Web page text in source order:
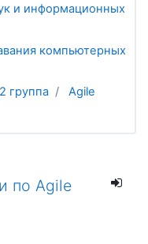
и информационных
компьютерных
группа
Agile
по Agile